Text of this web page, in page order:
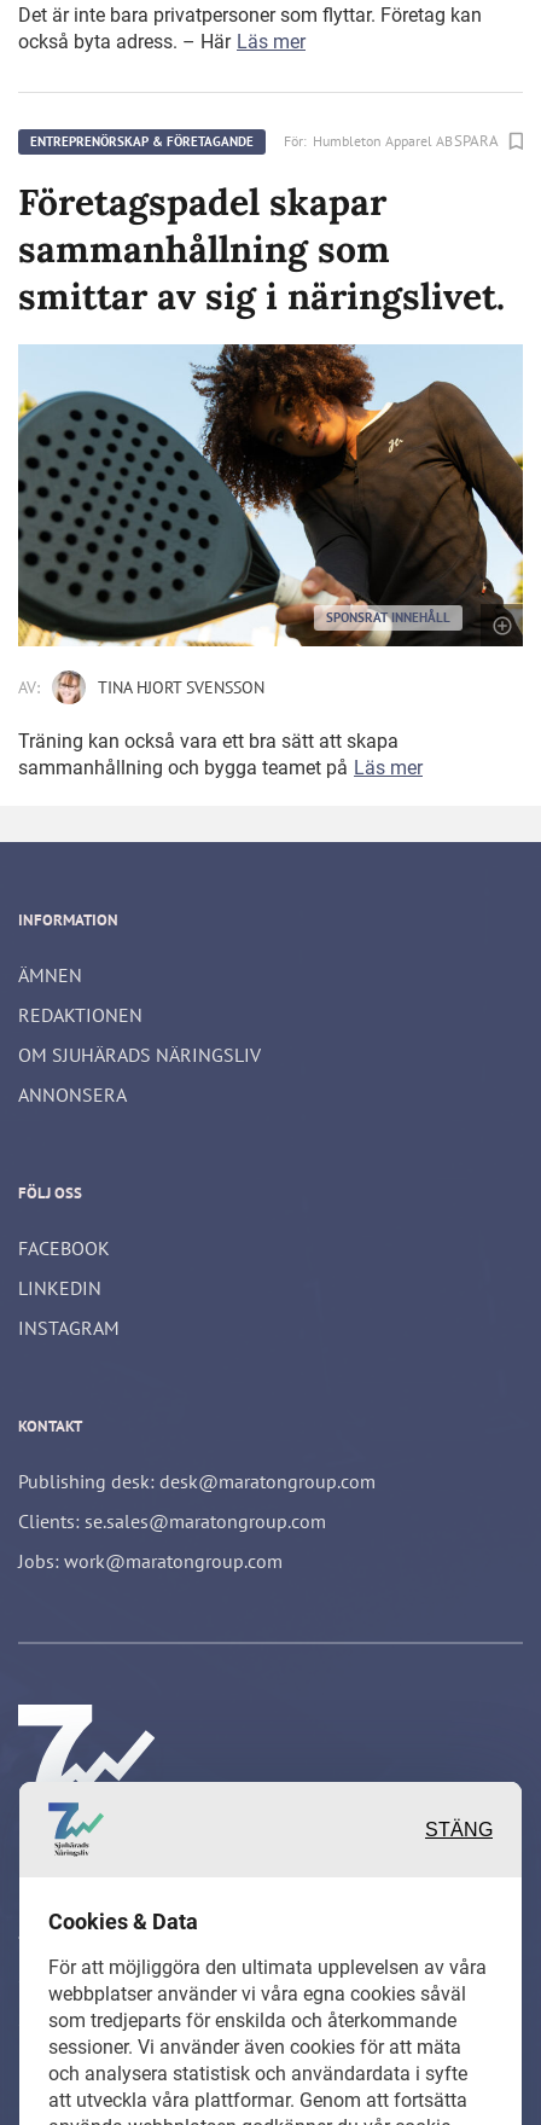
Det är inte bara privatpersoner som flyttar. Företag kan
också byta adress. – Här Läs mer
ENTREPRENÖRSKAP & FÖRETAGANDE För: Humbleton Apparel ABSPARA
Företagspadel skapar
sammanhållning som
smittar av sig i näringslivet.
SPONSRAT INNEHÅLL
AV: TINA HJORT SVENSSON
Träning kan också vara ett bra sätt att skapa
sammanhållning och bygga teamet på Läs mer
INFORMATION
ÄMNEN
REDAKTIONEN
OM SJUHÄRADS NÄRINGSLIV
ANNONSERA
FÖLJ OSS
FACEBOOK
LINKEDIN
INSTAGRAM
KONTAKT
Publishing desk: desk@maratongroup.com
Clients: se.sales@maratongroup.com
Jobs: work@maratongroup.com
värdefulla berättelser och
reportage från och om det lokala
näringslivet och dess aktörer samt
en hel del annan läsvärt innehåll.
STÄNG
Cookies & Data
För att möjliggöra den ultimata upplevelsen av våra
webbplatser använder vi våra egna cookies såväl
som tredjeparts för enskilda och återkommande
sessioner. Vi använder även cookies för att mäta
och analysera statistisk och användardata i syfte
att utveckla våra plattformar. Genom att fortsätta